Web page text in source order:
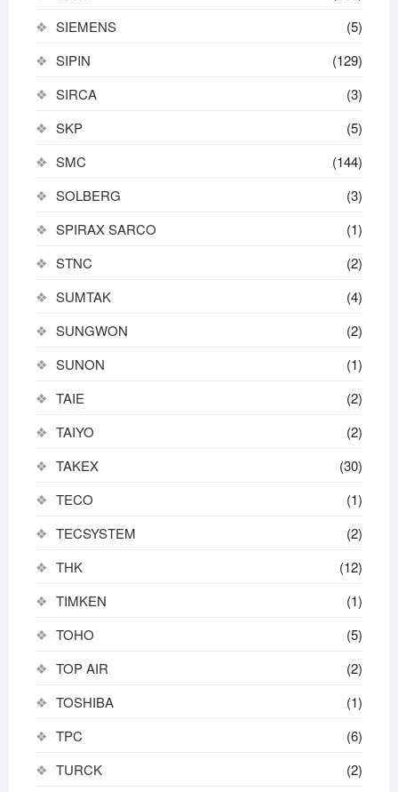
SIEMENS
(5)
SIPIN
(129)
SIRCA
(3)
SKP
(5)
SMC
(144)
SOLBERG
(3)
SPIRAX SARCO
(1)
STNC
(2)
SUMTAK
(4)
SUNGWON
(2)
SUNON
(1)
TAIE
(2)
TAIYO
(2)
TAKEX
(30)
TECO
(1)
TECSYSTEM
(2)
THK
(12)
TIMKEN
(1)
TOHO
(5)
TOP AIR
(2)
TOSHIBA
(1)
TPC
(6)
TURCK
(2)